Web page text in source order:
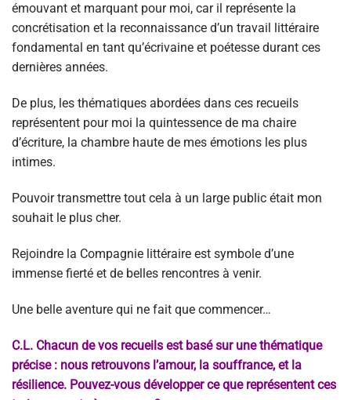
émouvant et marquant pour moi, car il représente la
concrétisation et la reconnaissance d’un travail littéraire
fondamental en tant qu’écrivaine et poétesse durant ces
dernières années.
De plus, les thématiques abordées dans ces recueils
représentent pour moi la quintessence de ma chaire
d’écriture, la chambre haute de mes émotions les plus
intimes.
Pouvoir transmettre tout cela à un large public était mon
souhait le plus cher.
Rejoindre la Compagnie littéraire est symbole d’une
immense fierté et de belles rencontres à venir.
Une belle aventure qui ne fait que commencer…
C.L. Chacun de vos recueils est basé sur une thématique
précise : nous retrouvons l’amour, la souffrance, et la
résilience. Pouvez-vous développer ce que représentent ces